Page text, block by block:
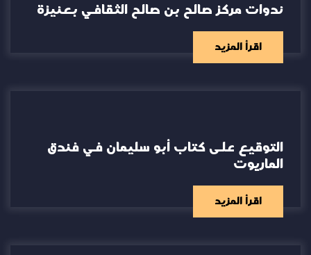
ندوات مركز صالح بن صالح الثقافي بعنيزة
اقرأ المزيد
التوقيع على كتاب أبو سليمان في فندق
الماريوت
اقرأ المزيد